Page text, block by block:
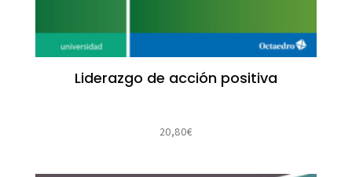
Liderazgo de acción positiva
20,80€